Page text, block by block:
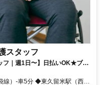
スタッフ
フ｜週1日〜】日払いOK★ブラ
線）-車5分 ◆東久留米駅（西武